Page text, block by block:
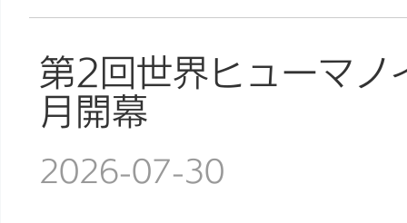
第2回世界ヒューマ
月開幕
2026-07-30